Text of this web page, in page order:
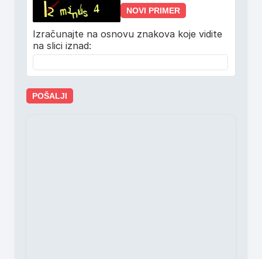
Izračunajte na osnovu znakova koje vidite
na slici iznad: